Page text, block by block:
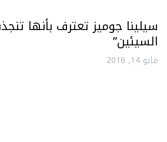
سيلينا جوميز تعترف بأنها
السيئين”
مايو 14, 2016